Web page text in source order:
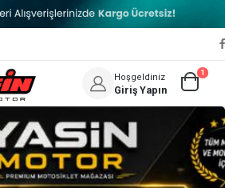
Hoşgeldiniz
Giriş Yapın
1